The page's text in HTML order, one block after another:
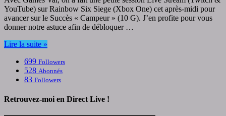
YouTube) sur Rainbow Six Siege (Xbox One) cet après-midi pour
avancer sur le Succès « Campeur » (10 G). J’en profite pour vous
donner notre astuce afin de débloquer …
Lire la suite »
699 Followers
528 Abonnés
83 Followers
Retrouvez-moi en Direct Live !